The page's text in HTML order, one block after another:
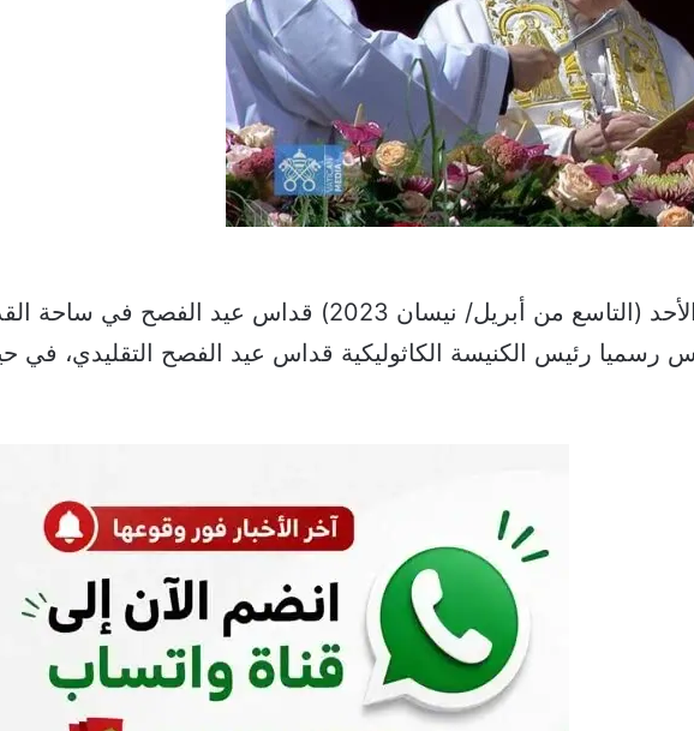
أحيا البابا فرنسيس اليوم الأحد (التاسع من أبريل/ نيسان
رسميا رئيس الكنيسة الكاثوليكية قداس عيد الفصح التقليدي، في